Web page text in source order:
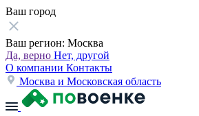
Ваш город
Ваш регион: Москва
Да, верно Нет, другой
О компании Контакты
Москва и Московская область